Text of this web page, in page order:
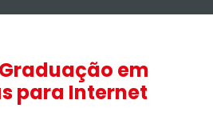
em
para Internet